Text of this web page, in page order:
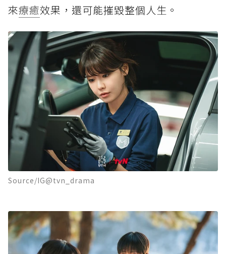
來療癒效果，還可能摧毀整個人生。
Source/IG@tvn_drama